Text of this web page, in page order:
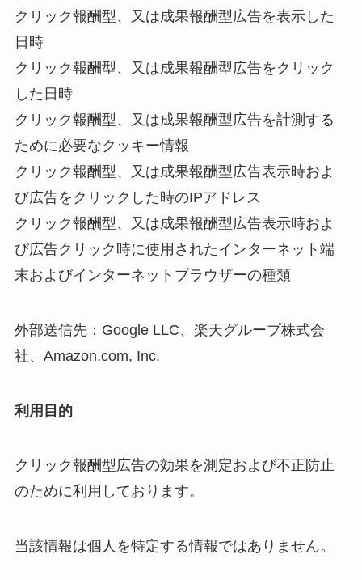
クリック報酬型、又は成果報酬型広告を表示した
日時
クリック報酬型、又は成果報酬型広告をクリック
した日時
クリック報酬型、又は成果報酬型広告を計測する
ために必要なクッキー情報
クリック報酬型、又は成果報酬型広告表示時およ
び広告をクリックした時のIPアドレス
クリック報酬型、又は成果報酬型広告表示時およ
び広告クリック時に使用されたインターネット端
末およびインターネットブラウザーの種類
外部送信先：Google LLC、楽天グループ株式会
社、Amazon.com, Inc.
利用目的
クリック報酬型広告の効果を測定および不正防止
のために利用しております。
当該情報は個人を特定する情報ではありません。